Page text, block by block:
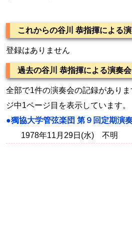
これからの谷川 恭指揮による
登録はありません
過去の谷川 恭指揮による演奏会
全部で1件の演奏会の記録があり
ジ中1ページ目を表示しています。
●獨協大学管弦楽団 第９回定期演
1978年11月29日(水) 不明